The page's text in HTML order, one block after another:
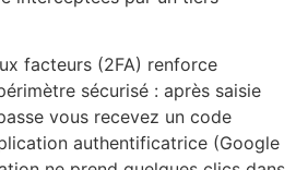
facteurs (2FA) renforce
sécurisé : après saisie
vous recevez un code
authentificatrice (Google